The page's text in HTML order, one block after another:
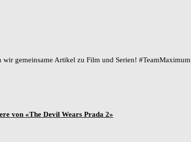
gemeinsame Artikel zu Film und Serien! #TeamMaximum
von «The Devil Wears Prada 2»